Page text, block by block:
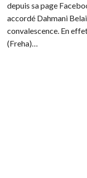
depuis sa page
accordé Dahmani
convalescence. En
(Freha)…